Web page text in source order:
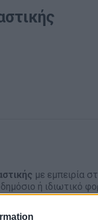
με εμπειρία
ή ιδιωτικό
ευχάριστο
την γυναίκα και τις